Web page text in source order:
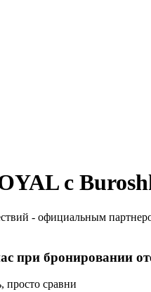
с
- официальным
при бронировании
просто сравни